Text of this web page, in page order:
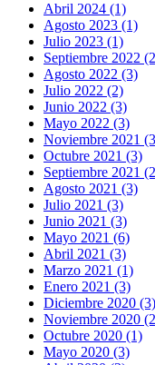
Abril 2024 (1)
Agosto 2023 (1)
Julio 2023 (1)
Septiembre 2022
Agosto 2022 (3)
Julio 2022 (2)
Junio 2022 (3)
Mayo 2022 (3)
Noviembre 2021
Octubre 2021 (3)
Septiembre 2021
Agosto 2021 (3)
Julio 2021 (3)
Junio 2021 (3)
Mayo 2021 (6)
Abril 2021 (3)
Marzo 2021 (1)
Enero 2021 (3)
Diciembre 2020 (3)
Noviembre 2020
Octubre 2020 (1)
Mayo 2020 (3)